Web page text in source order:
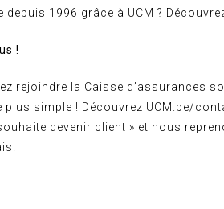
depuis 1996 grâce à UCM ?
!
rejoindre la Caisse d’assurances
plus simple ! Découvrez UCM.be/
devenir client » et nous